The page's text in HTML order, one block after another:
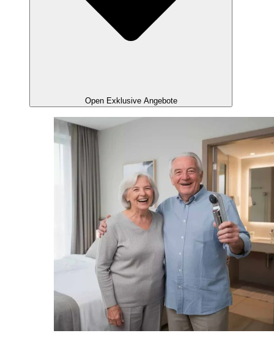
Open Exklusive Angebote